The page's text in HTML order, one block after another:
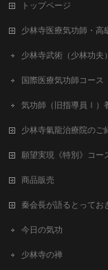
トップページ
少林寺医療気功師・
少林寺武術（少林功夫
国際医療気功師コース
気功師（旧指導員Ⅰ）
少林寺氣龍治療院のご
願望実現《特別》コー
商品販売
秦会長が語るとってお
今日の気功
少林寺の禅